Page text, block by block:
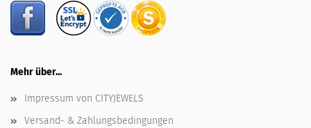
Mehr über...
Impressum von CITYJEWELS
Versand- & Zahlungsbedingungen